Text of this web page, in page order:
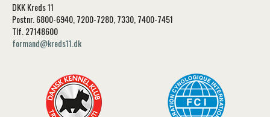
DKK Kreds 11
Postnr. 6800-6940, 7200-7280, 7330, 7400-7451
Tlf. 27148600
formand@kreds11.dk